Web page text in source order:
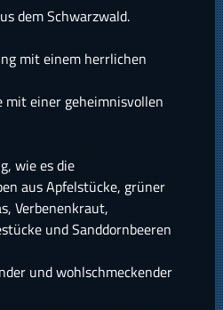
dem Schwarzwald.
mit einem herrlichen
mit einer geheimnisvollen
wie es die
aus Apfelstücke, grüner
Verbenenkraut,
und Sanddornbeeren
und wohlschmeckender